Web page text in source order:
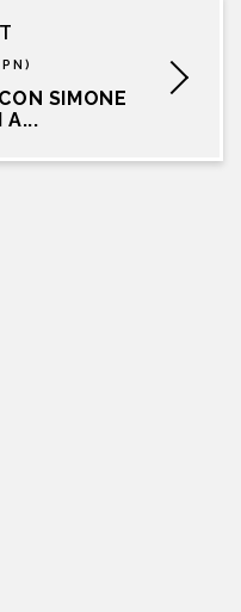
SIMONE
A...